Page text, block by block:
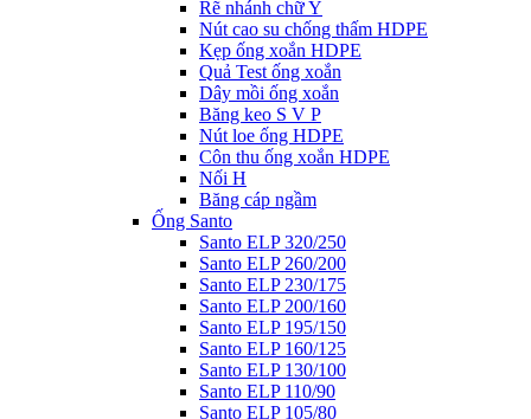
Rẽ nhánh chữ Y
Nút cao su chống thấm HDPE
Kẹp ống xoắn HDPE
Quả Test ống xoắn
Dây mồi ống xoắn
Băng keo S V P
Nút loe ống HDPE
Côn thu ống xoắn HDPE
Nối H
Băng cáp ngầm
Ống Santo
Santo ELP 320/250
Santo ELP 260/200
Santo ELP 230/175
Santo ELP 200/160
Santo ELP 195/150
Santo ELP 160/125
Santo ELP 130/100
Santo ELP 110/90
Santo ELP 105/80